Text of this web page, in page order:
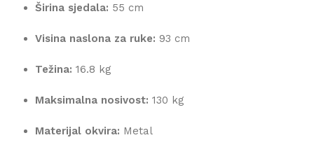
Širina sjedala: 55 cm
Visina naslona za ruke: 93 cm
Težina: 16.8 kg
Maksimalna nosivost: 130 kg
Materijal okvira: Metal